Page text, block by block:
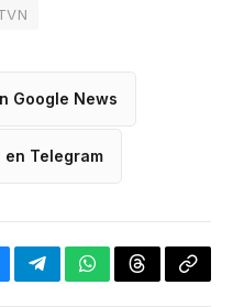
Google News
en Telegram
TelegramWhatsApp
Threads